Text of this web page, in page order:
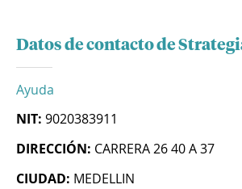
Datos de contacto de
Ayuda
NIT: 9020383911
DIRECCIÓN: CARRERA 26 40 A 37
CIUDAD: MEDELLIN